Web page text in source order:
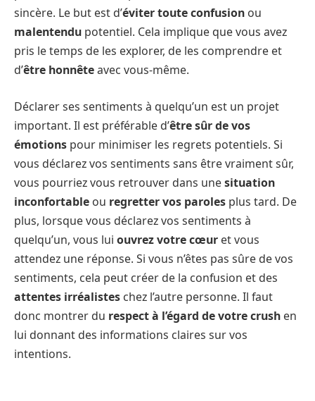
sincère. Le but est d’éviter toute confusion ou
malentendu potentiel. Cela implique que vous avez
pris le temps de les explorer, de les comprendre et
d’être honnêteavec vous-même.
Déclarer ses sentiments à quelqu’un est un projet
important. Il est préférable d’être sûr de vos
émotions pour minimiser les regrets potentiels. Si
vous déclarez vos sentiments sans être vraiment sûr,
vous pourriez vous retrouver dans unesituation
inconfortable ou regretter vos paroles plus tard. De
plus, lorsque vous déclarez vos sentiments à
quelqu’un, vous lui ouvrez votre cœur et vous
attendez une réponse. Si vous n’êtes pas sûre de vos
sentiments, cela peut créer de la confusion et des
attentes irréalistes chez l’autre personne. Il faut
donc montrer du respect à l’égard de votre crush en
lui donnant des informations claires sur vos
intentions.